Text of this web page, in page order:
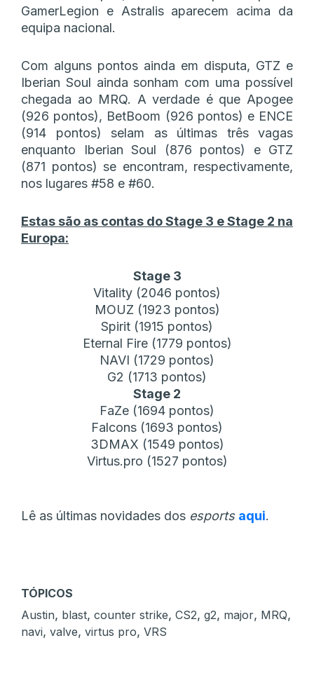
GamerLegion e Astralis aparecem acima da
equipa nacional.
Com alguns pontos ainda em disputa, GTZ e
Iberian Soul ainda sonham com uma possível
chegada ao MRQ. A verdade é que Apogee
(926 pontos), BetBoom (926 pontos) e ENCE
(914 pontos) selam as últimas três vagas
enquanto Iberian Soul (876 pontos) e GTZ
(871 pontos) se encontram, respectivamente,
nos lugares #58 e #60.
Estas são as contas do Stage 3 e Stage 2 na
Europa:
Stage 3
Vitality (2046 pontos)
MOUZ (1923 pontos)
Spirit (1915 pontos)
Eternal Fire (1779 pontos)
NAVI (1729 pontos)
G2 (1713 pontos)
Stage 2
FaZe (1694 pontos)
Falcons (1693 pontos)
3DMAX (1549 pontos)
Virtus.pro (1527 pontos)
Lê as últimas novidades dos esports aqui.
TÓPICOS
Austin, blast, counter strike, CS2, g2, major, MRQ,
navi, valve, virtus pro, VRS